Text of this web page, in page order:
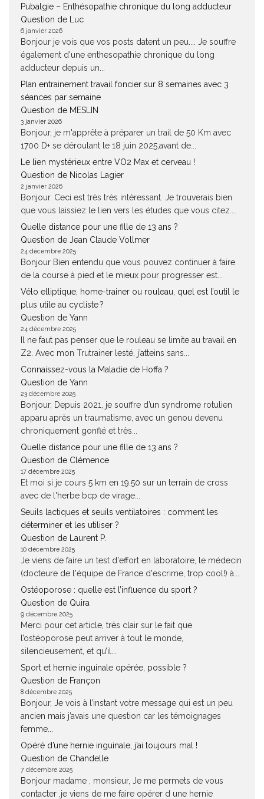
Pubalgie – Enthésopathie chronique du long adducteur
Question de Luc
6 janvier 2026
Bonjour je vois que vos posts datent un peu.... Je souffre
également d'une enthesopathie chronique du long
adducteur depuis un...
Plan entrainement travail foncier sur 8 semaines avec 3
séances par semaine
Question de MESLIN
3 janvier 2026
Bonjour, je m'apprête à préparer un trail de 50 Km avec
1700 D+ se déroulant le 18 juin 2025,avant de...
Le lien mystérieux entre VO2 Max et cerveau !
Question de Nicolas Lagier
2 janvier 2026
Bonjour. Ceci est très très intéressant. Je trouverais bien
que vous laissiez le lien vers les études que vous citez....
Quelle distance pour une fille de 13 ans ?
Question de Jean Claude Vollmer
24 décembre 2025
Bonjour Bien entendu que vous pouvez continuer à faire
de la course à pied et le mieux pour progresser est...
Vélo elliptique, home-trainer ou rouleau, quel est l’outil le
plus utile au cycliste ?
Question de Yann
24 décembre 2025
Il ne faut pas penser que le rouleau se limite au travail en
Z2. Avec mon Trutrainer lesté, j’atteins sans...
Connaissez-vous la Maladie de Hoffa ?
Question de Yann
23 décembre 2025
Bonjour, Depuis 2021, je souffre d’un syndrome rotulien
apparu après un traumatisme, avec un genou devenu
chroniquement gonflé et très...
Quelle distance pour une fille de 13 ans ?
Question de Clémence
17 décembre 2025
Et moi si je cours 5 km en 19.50 sur un terrain de cross
avec de l'herbe bcp de virage...
Seuils lactiques et seuils ventilatoires : comment les
déterminer et les utiliser ?
Question de Laurent P.
10 décembre 2025
Je viens de faire un test d'effort en laboratoire, le médecin
(docteure de l'équipe de France d'escrime, trop cool!) à...
Ostéoporose : quelle est l’influence du sport ?
Question de Quira
9 décembre 2025
Merci pour cet article, très clair sur le fait que
l’ostéoporose peut arriver à tout le monde,
silencieusement, et qu’il...
Sport et hernie inguinale opérée, possible ?
Question de Françon
8 décembre 2025
Bonjour, Je vois à l’instant votre message qui est un peu
ancien mais j’avais une question car les témoignages
femme...
Opéré d’une hernie inguinale, j’ai toujours mal !
Question de Chandelle
7 décembre 2025
Bonjour madame , monsieur, Je me permets de vous
contacter ,je viens de me faire opérer d une hernie